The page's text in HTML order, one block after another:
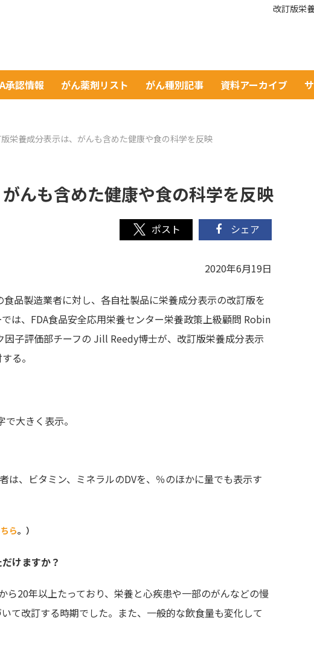
改訂版栄
承認情報 がん薬剤リスト がん種別記事 資料アーカイブ
栄養成分表示は、がんも含めた健康や食の科学を反映
んも含めた健康や食の科学を反映
シェア
2020年6月19日
品製造業者に対し、各自社製品に栄養成分表示の改訂版を
は、FDA食品安全応用栄養センター栄養政策上級顧問 Robin
因子評価部チーフの Jill Reedy博士が、改訂版栄養成分表示
る。
大きく表示。
、ビタミン、ミネラルのDVを、％のほかに量でも表示す
ら。）
けますか？
20年以上たっており、栄養と心疾患や一部のがんなどの慢
て改訂する時期でした。また、一般的な飲食量も変化して